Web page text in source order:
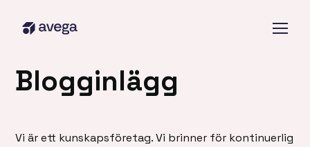
Blogginlägg
Vi är ett kunskapsföretag. Vi brinner för kontinuerlig